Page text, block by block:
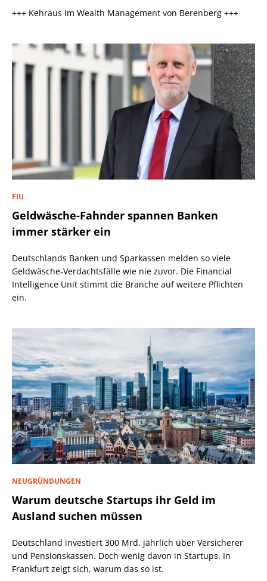
+++ Kehraus im Wealth Management von Berenberg +++
FIU
Geldwäsche-Fahnder spannen Banken
immer stärker ein
Deutschlands Banken und Sparkassen melden so viele
Geldwäsche-Verdachtsfälle wie nie zuvor. Die Financial
Intelligence Unit stimmt die Branche auf weitere Pflichten
ein.
NEUGRÜNDUNGEN
Warum deutsche Startups ihr Geld im
Ausland suchen müssen
Deutschland investiert 300 Mrd. jährlich über Versicherer
und Pensionskassen. Doch wenig davon in Startups. In
Frankfurt zeigt sich, warum das so ist.